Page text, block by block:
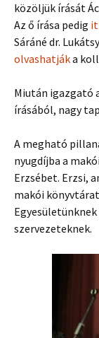
közöljük írását
Az ő írása pedig
Sáráné dr.
olvashatjáka
Miután igazgató
írásából, nagy
A megható
nyugdíjba a
Erzsébet. Erzsi,
makói
szervezeteknek.